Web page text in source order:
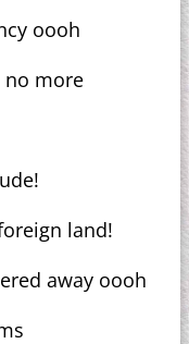
oooh
more
land!
away oooh